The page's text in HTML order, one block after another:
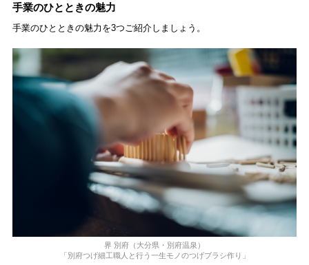
手業のひとときの魅力
手業のひとときの魅力を3つご紹介しましょう。
界 別府（⼤分県・別府温泉）
「別府つげ細⼯職⼈と⾏う⼀⽣モノのつげブラシ作り」